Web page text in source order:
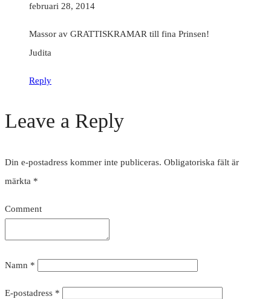
februari 28, 2014
Massor av GRATTISKRAMAR till fina Prinsen!
Judita
Reply
Leave a Reply
Din e-postadress kommer inte publiceras. Obligatoriska fält är
märkta *
Comment
Namn *
E-postadress *